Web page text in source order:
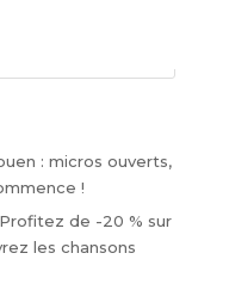
: micros ouverts,
!
de -20 % sur
les chansons